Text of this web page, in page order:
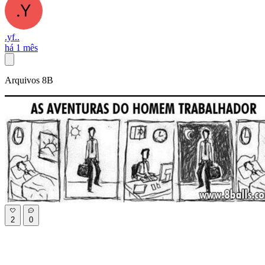
.yf..
há 1 mês
Arquivos 8B
2 0